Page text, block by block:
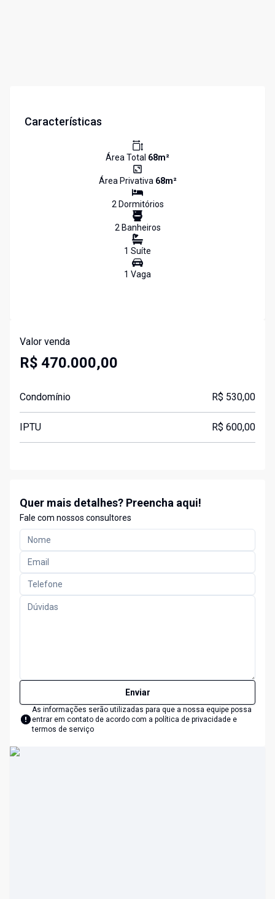
Características
Área Total 68m²
Área Privativa 68m²
2Dormitórios
2Banheiros
1 Suíte
1 Vaga
Valor venda
R$ 470.000,00
Condomínio R$ 530,00
IPTU R$ 600,00
Quer mais detalhes? Preencha aqui!
Fale com nossos consultores
Enviar
As informações serão utilizadas para que a nossa equipe possa
entrar em contato de acordo com a política de privacidade e
termos de serviço